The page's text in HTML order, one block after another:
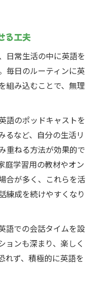
る工夫
日常生活の中に英語を
毎日のルーティンに英
組み込むことで、無理
語のポッドキャストを
るなど、自分の生活リ
重ねる方法が効果的で
庭学習用の教材やオン
合が多く、これらを活
練成を続けやすくなり
語での会話タイムを設
ョンも深まり、楽しく
れず、積極的に英語を